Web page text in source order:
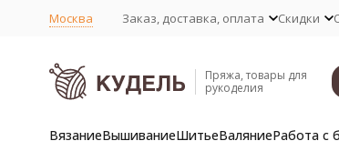
Москва Заказ, доставка, оплата Скидки
Пряжа, товары для
рукоделия
ВязаниеВышиваниеШитьеВаляниеРабота с